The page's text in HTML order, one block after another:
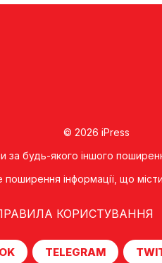
© 2026 iPress
будь-якого іншого
iнформацiї, що
КОРИСТУВАННЯ
TELEGRAM